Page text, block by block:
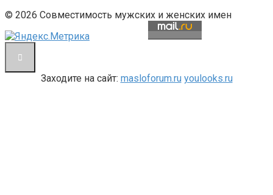
© 2026 Совместимость мужских и женских имен
Заходите на сайт: masloforum.ru youlooks.ru